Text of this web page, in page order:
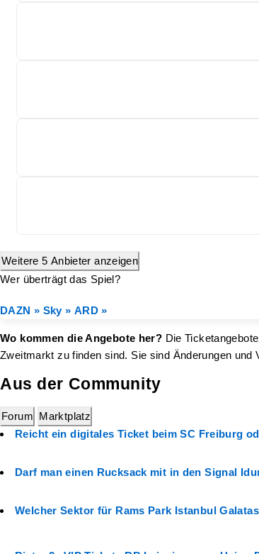
Weitere 5 Anbieter anzeigen
Wer überträgt das Spiel?
DAZN » Sky » ARD »
Wo kommen die Angebote her? Die
Zweitmarkt zu finden sind. Sie sind Änderungen und
Aus der Community
Forum Marktplatz
Reicht ein digitales Ticket beim SC Freiburg
Darf man einen Rucksack mit in den Signal
Welcher Sektor für Rams Park Istanbul